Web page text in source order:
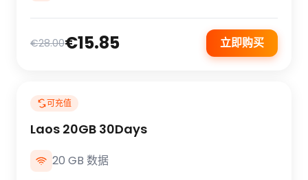
€28.00€15.85 立即购买
可充值
Laos 20GB 30Days
20 GB 数据